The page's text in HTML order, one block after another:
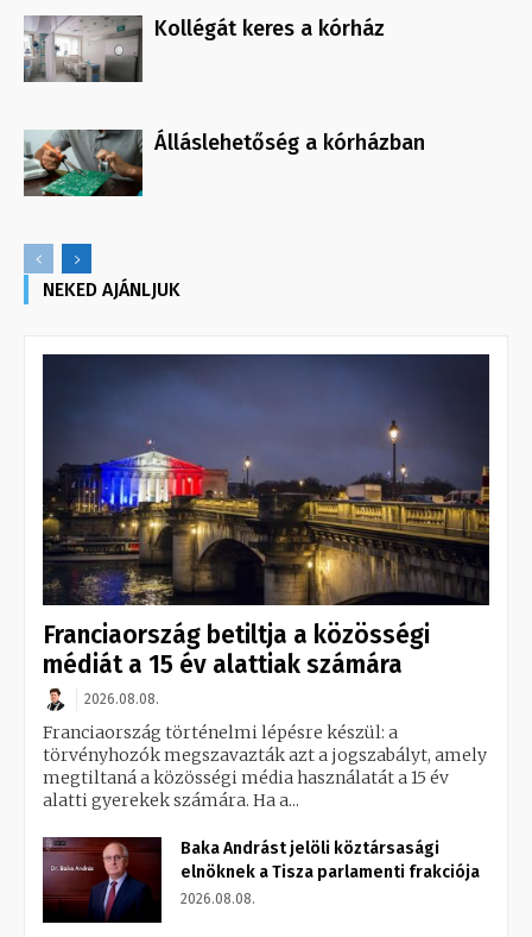
Kollégát keres a kórház
Álláslehetőség a kórházban
NEKED AJÁNLJUK
Franciaország betiltja a közösségi
médiát a 15 év alattiak számára
2026.08.08.
Franciaország történelmi lépésre készül: a
törvényhozók megszavazták azt a jogszabályt, amely
megtiltaná a közösségi média használatát a 15 év
alatti gyerekek számára. Ha a...
Baka Andrást jelöli köztársasági
elnöknek a Tisza parlamenti frakciója
2026.08.08.